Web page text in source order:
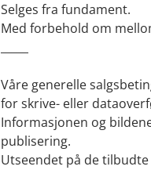
Selges fra fundament.
Med forbehold om
Våre generelle
for skrive- eller
Informasjonen og
publisering.
Utseendet på de